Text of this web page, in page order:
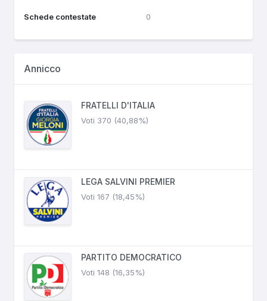
Schede contestate 0
Annicco
FRATELLI D'ITALIA
Voti 370 (40,88%)
LEGA SALVINI PREMIER
Voti 167 (18,45%)
PARTITO DEMOCRATICO
Voti 148 (16,35%)